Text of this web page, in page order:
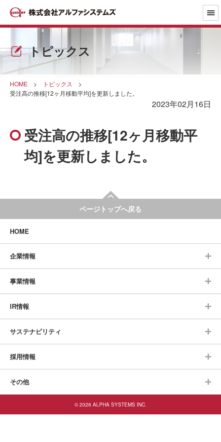
トピックス
HOME > トピックス
>
受注高の推移[12ヶ月移動平均]を更新しました。
2023年02月16日
受注高の推移[12ヶ月移動平
均]を更新しました。
ページトップへ戻る
HOME
企業情報
事業情報
IR情報
サステナビリティ
採用情報
その他
© 2026 ALPHA SYSTEMS INC.